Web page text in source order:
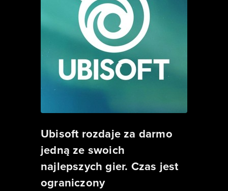
Ubisoft rozdaje za darmo
jedną ze swoich
najlepszych gier. Czas jest
ograniczony